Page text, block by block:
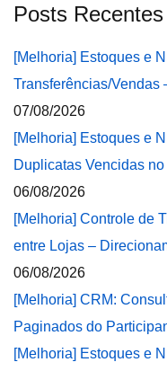
Posts Recentes
[Melhoria] Estoques e
Transferências/Vendas
07/08/2026
[Melhoria] Estoques e
Duplicatas Vencidas
06/08/2026
[Melhoria] Controle de
entre Lojas –
06/08/2026
[Melhoria] CRM:
Paginados do
[Melhoria] Estoques e